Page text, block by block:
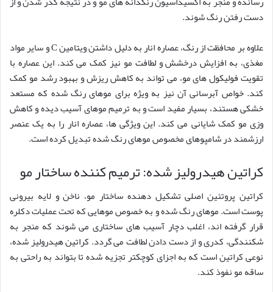
دست رفتن رنگ شوند.
علاوه بر محافظت از رنگ، عصاره انار به دلیل داشتن ویتامین C و سایر مواد
مغذی، به افزایش درخشش و لطافت مو نیز کمک می کند. این عصاره با
تقویت فولیکول های مو، می تواند به کاهش ریزش و بهبود رشد مو کمک
کند. خواص آبرسانی آن نیز به ویژه برای موهای رنگ شده که مستعد
خشکی هستند، بسیار مفید است و به ترمیم موهای آسیب دیده و کاهش
وزی مو کمک شایانی می کند. این ویژگی ها، عصاره انار را به یک عنصر
ارزشمند در شامپوهای مخصوص موهای رنگ شده تبدیل کرده است.
کراتین هیدرولیز شده: ترمیم کننده ساختار مو
کراتین پروتئین اصلی تشکیل دهنده ساختار مو، ناخن و لایه بیرونی
پوست است. موهای رنگ شده و به خصوص موهایی که تحت عملیات دکلره
قرار گرفته اند، اغلب دچار آسیب های ساختاری می شوند که منجر به
شکنندگی، کدری و از دست دادن لطافت می گردد. کراتین هیدرولیز شده،
نوعی کراتین است که به اجزای کوچکتر تجزیه شده تا بتواند به راحتی به
ساقه مو نفوذ کند.